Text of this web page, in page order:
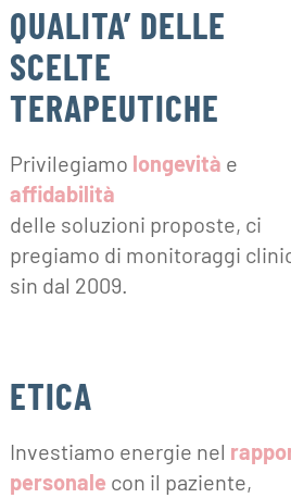
QUALITA’ DELLE
SCELTE
TERAPEUTICHE
Privilegiamo longevità e
affidabilità
delle soluzioni proposte, ci
pregiamo di monitoraggi
sin dal 2009.
ETICA
Investiamo energie nel
personale con il paziente,